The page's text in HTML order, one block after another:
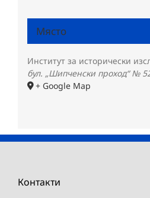
Място
Институт за исторически
бул. „Шипченски проход“ №
+ Google Map
Контакти